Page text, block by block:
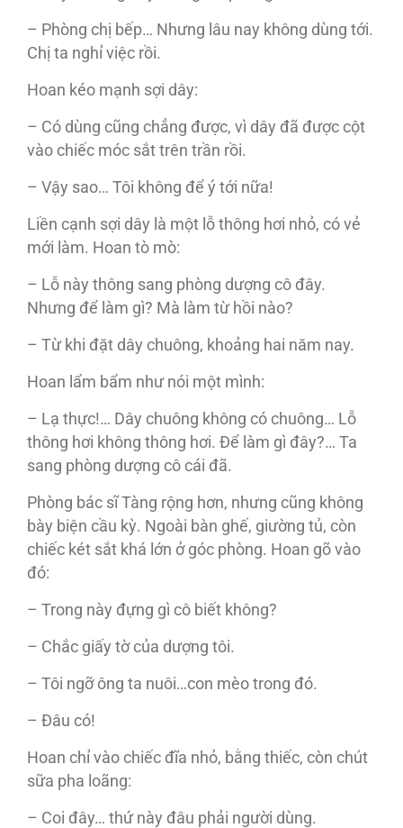
– Phòng chị bếp… Nhưng lâu nay không dùng tới.
Chị ta nghỉ việc rồi.
Hoan kéo mạnh sợi dây:
– Có dùng cũng chẳng được, vì dây đã được cột
vào chiếc móc sắt trên trần rồi.
– Vậy sao… Tôi không để ý tới nữa!
Liền cạnh sợi dây là một lỗ thông hơi nhỏ, có vẻ
mới làm. Hoan tò mò:
– Lỗ này thông sang phòng dượng cô đây.
Nhưng để làm gì? Mà làm từ hồi nào?
– Từ khi đặt dây chuông, khoảng hai năm nay.
Hoan lẩm bẩm như nói một mình:
– Lạ thực!… Dây chuông không có chuông… Lỗ
thông hơi không thông hơi. Để làm gì đây?… Ta
sang phòng dượng cô cái đã.
Phòng bác sĩ Tàng rộng hơn, nhưng cũng không
bày biện cầu kỳ. Ngoài bàn ghế, giường tủ, còn
chiếc két sắt khá lớn ở góc phòng. Hoan gõ vào
đó:
– Trong này đựng gì cô biết không?
– Chắc giấy tờ của dượng tôi.
– Tôi ngỡ ông ta nuôi…con mèo trong đó.
– Đâu có!
Hoan chỉ vào chiếc đĩa nhỏ, bằng thiếc, còn chút
sữa pha loãng:
– Coi đây… thứ này đâu phải người dùng.